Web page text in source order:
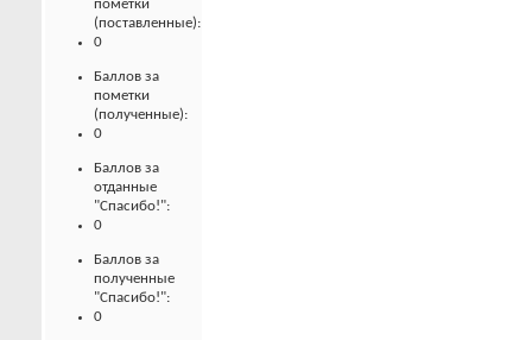
пометки
(поставленные):
0
Баллов за
пометки
(полученные):
0
Баллов за
отданные
"Спасибо!":
0
Баллов за
полученные
"Спасибо!":
0